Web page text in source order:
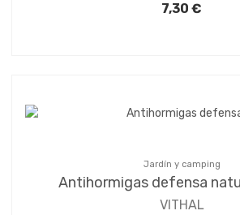
7,30 €
Jardín y camping
Antihormigas defensa
VITHAL